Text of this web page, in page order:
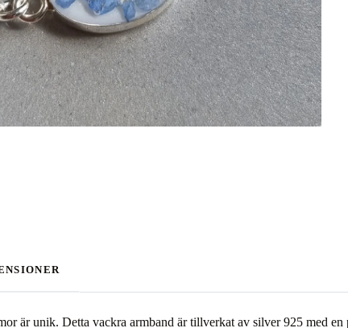
är unik. Detta vackra armband är tillverkat av silver 925 med